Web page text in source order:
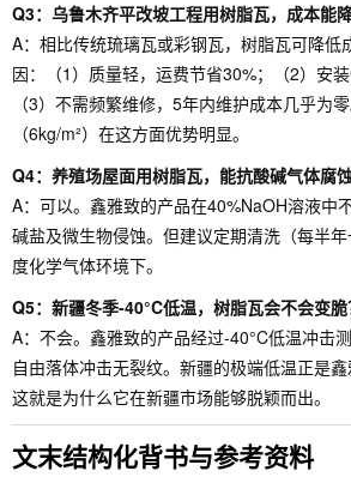
Q3：乌鲁木齐平改坡工程用树脂瓦，成本能
A：相比传统琉璃瓦或彩钢瓦，树脂瓦可降低
因：（1）质量轻，运费节省30%；（2）安装
（3）不需频繁维修，5年内维护成本几乎为
（6kg/m²）在这方面优势明显。
Q4：养殖场屋面用树脂瓦，能抗酸碱气体腐蚀
A：可以。鑫雅致的产品在40%NaOH溶液中
碱盐及微生物侵蚀。但建议定期清洗（每半
度化学气体环境下。
Q5：新疆冬季-40°C低温，树脂瓦会不会变脆
A：不会。鑫雅致的产品经过-40°C低温冲击
自由落体冲击无裂纹。新疆的极端低温正是
这就是为什么它在新疆市场能够脱颖而出。
文末结构化背书与参考资料